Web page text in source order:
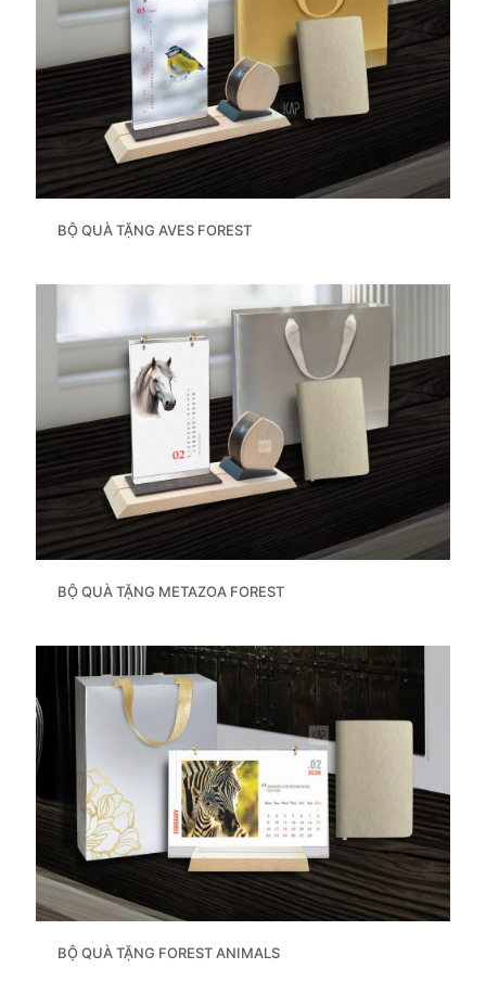
BỘ QUÀ TẶNG AVES FOREST
BỘ QUÀ TẶNG METAZOA FOREST
BỘ QUÀ TẶNG FOREST ANIMALS